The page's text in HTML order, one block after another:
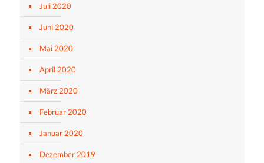
Juli 2020
Juni 2020
Mai 2020
April 2020
März 2020
Februar 2020
Januar 2020
Dezember 2019